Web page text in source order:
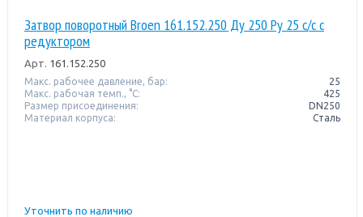
Затвор поворотный Broen 161.152.250 Ду 250 Ру 25 с/с с
редуктором
Арт. 161.152.250
Макс. рабочее давление, бар:
25
Макс. рабочая темп., °С:
425
Размер присоединения:
DN250
Материал корпуса:
Сталь
Уточнить по наличию